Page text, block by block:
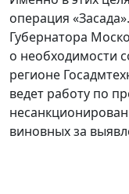
операция
Губернатора
о необходимости
регионе
ведет работу по
виновных за